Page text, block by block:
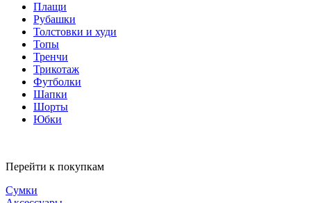
Плащи
Рубашки
Толстовки и худи
Топы
Тренчи
Трикотаж
Футболки
Шапки
Шорты
Юбки
Перейти к покупкам
Сумки